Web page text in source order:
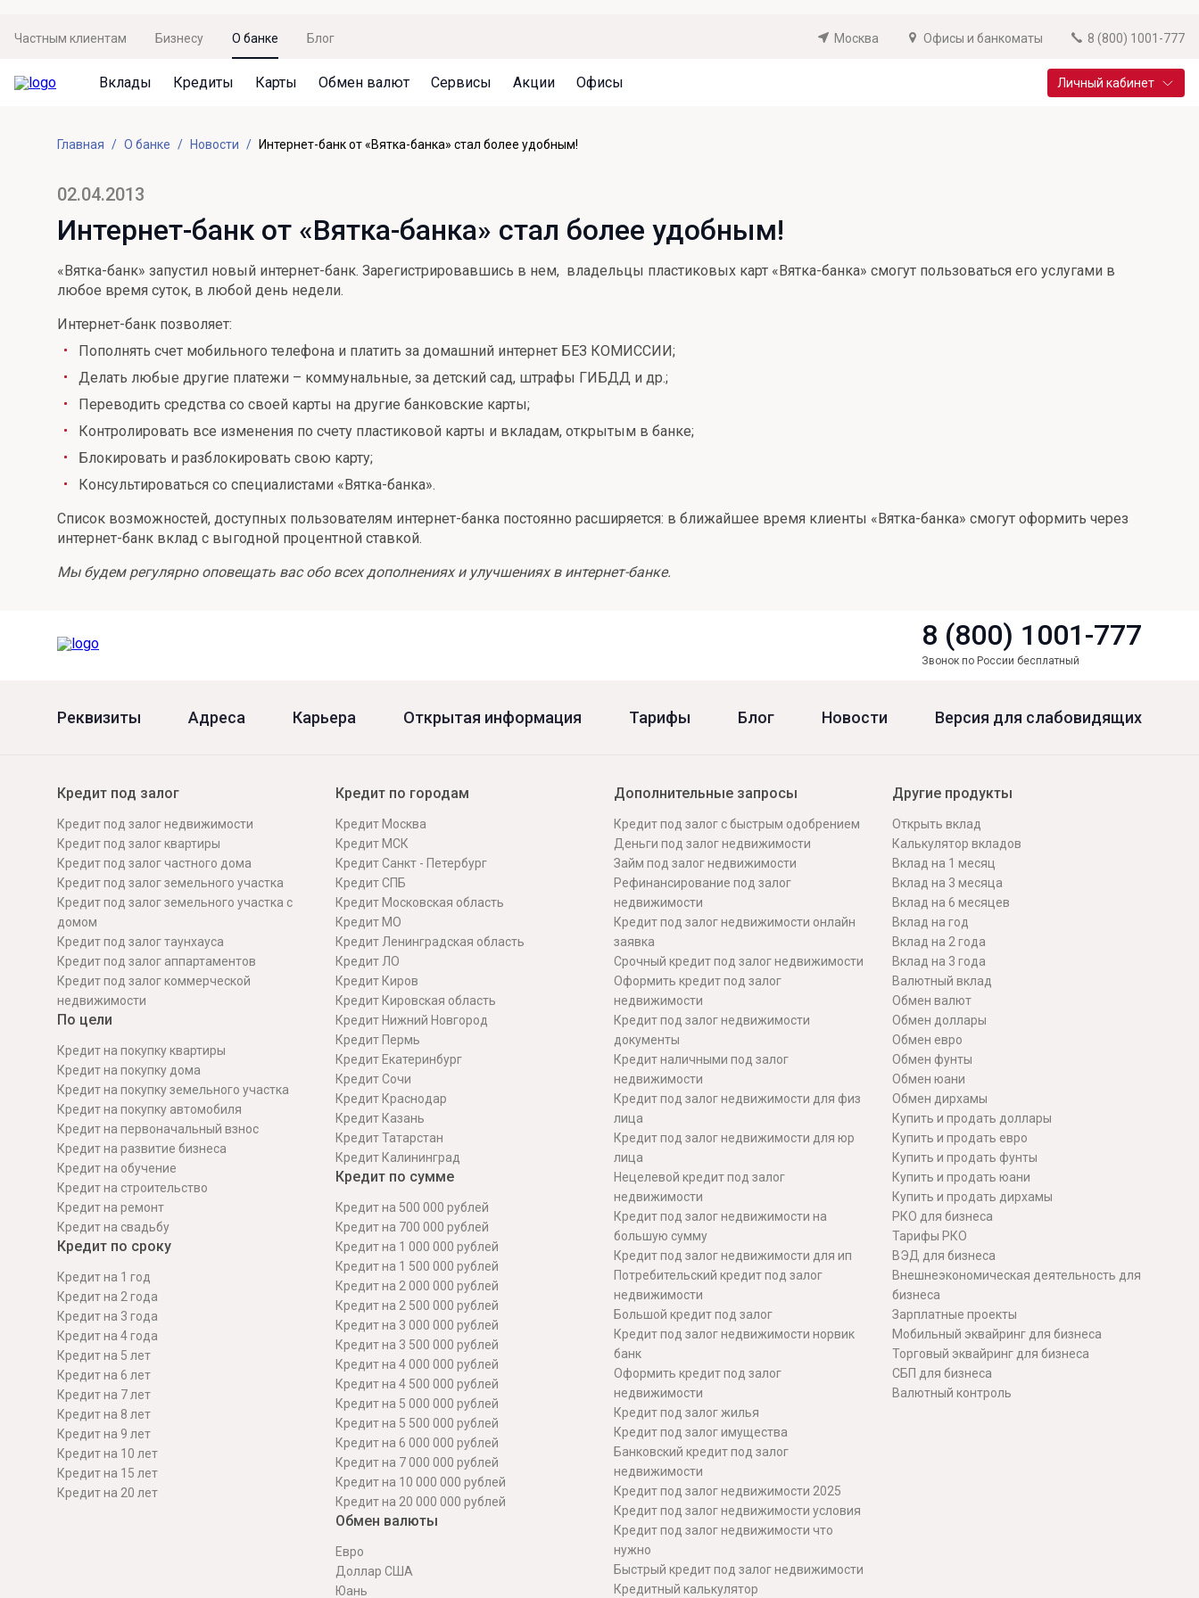
Частным клиентам Бизнесу О банке Блог Москва Офисы и банкоматы 8 (800) 1001-777
Вклады
Не упусти момент
Просто вклад
Накопительный
Отличная стратегия+
Фиксируй доход
Новый старт
Валютный плюс
Онлайн
Все вклады
Система страхования вкладов
Архив вкладов
Кредиты
Кредит под залог недвижимости
Рефинансирование
Кредит на автомобиль
Потребительский кредит
Все кредиты
Привилегии для клиентов
Реструктуризация
Карты
Дебетовая карта с пакетом услуг
Премиальная карта Mir Supreme
Пенсионная карта
Все карты
Документы
Кешбэк
Обмен валют
Курсы валют
Бронирование валюты
Курсы валют ЦБ
Сервисы
Оплата кредита
Оценка недвижимости
Подбор новой недвижимости
СБПей
Mir Pay
Госуслуги
Регистрация в ЕБС
Удаленная идентификация
Мобильное приложение
Подтверждение согласия через Госуслуги
Все сервисы
Акции
Акция «Приведи друга»
Акция «Ставка на бизнес»
Офисы Личный кабинет
Главная О банке Новости Интернет-банк от «Вятка-банка» стал более удобным!
02.04.2013
Интернет-банк от «Вятка-банка» стал более удобным!
«Вятка-банк» запустил новый интернет-банк. Зарегистрировавшись в нем, владельцы пластиковых карт «Вятка-банка» смогут пользоваться его услугами в
любое время суток, в любой день недели.
Интернет-банк позволяет:
Пополнять счет мобильного телефона и платить за домашний интернет БЕЗ КОМИССИИ;
Делать любые другие платежи – коммунальные, за детский сад, штрафы ГИБДД и др.;
Переводить средства со своей карты на другие банковские карты;
Контролировать все изменения по счету пластиковой карты и вкладам, открытым в банке;
Блокировать и разблокировать свою карту;
Консультироваться со специалистами «Вятка-банка».
Список возможностей, доступных пользователям интернет-банка постоянно расширяется: в ближайшее время клиенты «Вятка-банка» смогут оформить через
интернет-банк вклад с выгодной процентной ставкой.
Мы будем регулярно оповещать вас обо всех дополнениях и улучшениях в интернет-банке.
8 (800) 1001-777
Звонок по России бесплатный
Реквизиты Адреса Карьера Открытая информация Тарифы Блог Новости Версия для слабовидящих
Кредит под залог
Кредит под залог недвижимости
Кредит под залог квартиры
Кредит под залог частного дома
Кредит под залог земельного участка
Кредит под залог земельного участка с
домом
Кредит под залог таунхауса
Кредит под залог аппартаментов
Кредит под залог коммерческой
недвижимости
По цели
Кредит на покупку квартиры
Кредит на покупку дома
Кредит на покупку земельного участка
Кредит на покупку автомобиля
Кредит на первоначальный взнос
Кредит на развитие бизнеса
Кредит на обучение
Кредит на строительcтво
Кредит на ремонт
Кредит на свадьбу
Кредит по сроку
Кредит на 1 год
Кредит на 2 года
Кредит на 3 года
Кредит на 4 года
Кредит на 5 лет
Кредит на 6 лет
Кредит на 7 лет
Кредит на 8 лет
Кредит на 9 лет
Кредит на 10 лет
Кредит на 15 лет
Кредит на 20 лет
Кредит по городам
Кредит Москва
Кредит МСК
Кредит Санкт - Петербург
Кредит СПБ
Кредит Московская область
Кредит МО
Кредит Ленинградская область
Кредит ЛО
Кредит Киров
Кредит Кировская область
Кредит Нижний Новгород
Кредит Пермь
Кредит Екатеринбург
Кредит Сочи
Кредит Краснодар
Кредит Казань
Кредит Татарстан
Кредит Калининград
Кредит по сумме
Кредит на 500 000 рублей
Кредит на 700 000 рублей
Кредит на 1 000 000 рублей
Кредит на 1 500 000 рублей
Кредит на 2 000 000 рублей
Кредит на 2 500 000 рублей
Кредит на 3 000 000 рублей
Кредит на 3 500 000 рублей
Кредит на 4 000 000 рублей
Кредит на 4 500 000 рублей
Кредит на 5 000 000 рублей
Кредит на 5 500 000 рублей
Кредит на 6 000 000 рублей
Кредит на 7 000 000 рублей
Кредит на 10 000 000 рублей
Кредит на 20 000 000 рублей
Обмен валюты
Евро
Доллар США
Юань
Дополнительные запросы
Кредит под залог с быстрым одобрением
Деньги под залог недвижимости
Займ под залог недвижимости
Рефинансирование под залог
недвижимости
Кредит под залог недвижимости онлайн
заявка
Срочный кредит под залог недвижимости
Оформить кредит под залог
недвижимости
Кредит под залог недвижимости
документы
Кредит наличными под залог
недвижимости
Кредит под залог недвижимости для физ
лица
Кредит под залог недвижимости для юр
лица
Нецелевой кредит под залог
недвижимости
Кредит под залог недвижимости на
большую сумму
Кредит под залог недвижимости для ип
Потребительский кредит под залог
недвижимости
Большой кредит под залог
Кредит под залог недвижимости норвик
банк
Оформить кредит под залог
недвижимости
Кредит под залог жилья
Кредит под залог имущества
Банковский кредит под залог
недвижимости
Кредит под залог недвижимости 2025
Кредит под залог недвижимости условия
Кредит под залог недвижимости что
нужно
Быстрый кредит под залог недвижимости
Кредитный калькулятор
Другие продукты
Открыть вклад
Калькулятор вкладов
Вклад на 1 месяц
Вклад на 3 месяца
Вклад на 6 месяцев
Вклад на год
Вклад на 2 года
Вклад на 3 года
Валютный вклад
Обмен валют
Обмен доллары
Обмен евро
Обмен фунты
Обмен юани
Обмен дирхамы
Купить и продать доллары
Купить и продать евро
Купить и продать фунты
Купить и продать юани
Купить и продать дирхамы
РКО для бизнеса
Тарифы РКО
ВЭД для бизнеса
Внешнеэкономическая деятельность для
бизнеса
Зарплатные проекты
Мобильный эквайринг для бизнеса
Торговый эквайринг для бизнеса
СБП для бизнеса
Валютный контроль